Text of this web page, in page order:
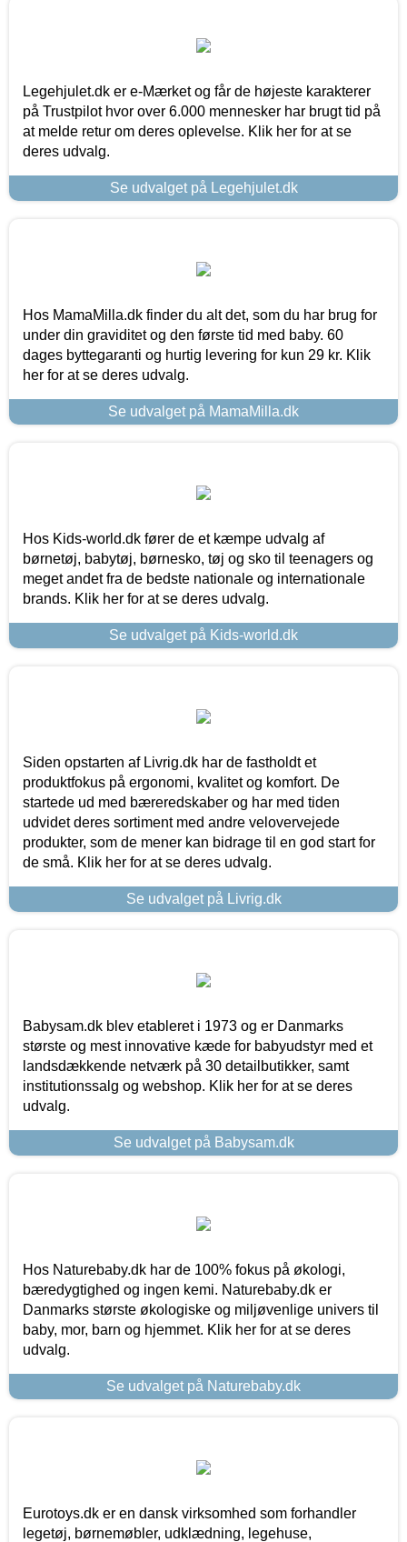
Legehjulet.dk er e-Mærket og får de højeste karakterer
på Trustpilot hvor over 6.000 mennesker har brugt tid på
at melde retur om deres oplevelse. Klik her for at se
deres udvalg.
Se udvalget på Legehjulet.dk
Hos MamaMilla.dk finder du alt det, som du har brug for
under din graviditet og den første tid med baby. 60
dages byttegaranti og hurtig levering for kun 29 kr. Klik
her for at se deres udvalg.
Se udvalget på MamaMilla.dk
Hos Kids-world.dk fører de et kæmpe udvalg af
børnetøj, babytøj, børnesko, tøj og sko til teenagers og
meget andet fra de bedste nationale og internationale
brands. Klik her for at se deres udvalg.
Se udvalget på Kids-world.dk
Siden opstarten af Livrig.dk har de fastholdt et
produktfokus på ergonomi, kvalitet og komfort. De
startede ud med bæreredskaber og har med tiden
udvidet deres sortiment med andre velovervejede
produkter, som de mener kan bidrage til en god start for
de små. Klik her for at se deres udvalg.
Se udvalget på Livrig.dk
Babysam.dk blev etableret i 1973 og er Danmarks
største og mest innovative kæde for babyudstyr med et
landsdækkende netværk på 30 detailbutikker, samt
institutionssalg og webshop. Klik her for at se deres
udvalg.
Se udvalget på Babysam.dk
Hos Naturebaby.dk har de 100% fokus på økologi,
bæredygtighed og ingen kemi. Naturebaby.dk er
Danmarks største økologiske og miljøvenlige univers til
baby, mor, barn og hjemmet. Klik her for at se deres
udvalg.
Se udvalget på Naturebaby.dk
Eurotoys.dk er en dansk virksomhed som forhandler
legetøj, børnemøbler, udklædning, legehuse,